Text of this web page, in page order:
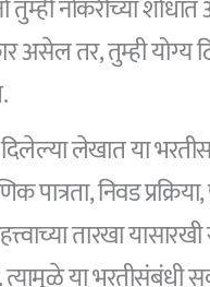
तुम्ही नोकरीच्या
असेल तर, तुम्ही योग्य
लेखात या
पात्रता, निवड प्रक्रिया,
तारखा यासारखी
या भरतीसंबंधी